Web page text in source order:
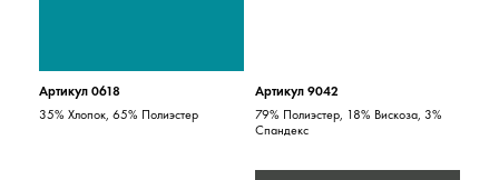
Артикул 0618
35% Хлопок, 65% Полиэстер
Артикул 9042
79% Полиэстер, 18% Вискоза, 3%
Спандекс